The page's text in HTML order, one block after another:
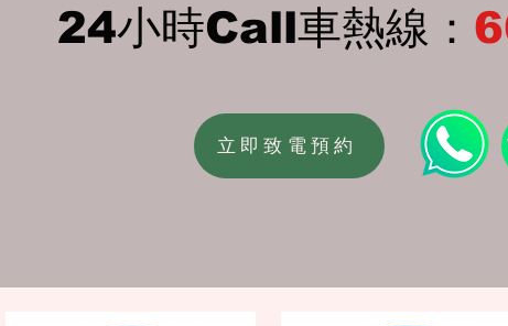
24小時Call車熱線：
立即致電預約